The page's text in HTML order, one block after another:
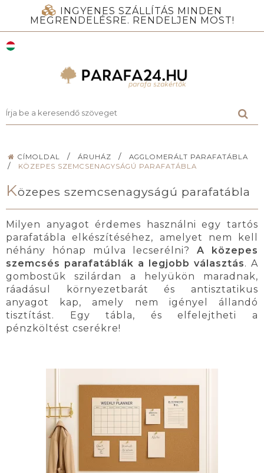
INGYENES SZÁLLÍTÁS MINDEN
MEGRENDELÉSRE. RENDELJEN MOST!
CÍMOLDAL / ÁRUHÁZ / AGGLOMERÁLT PARAFATÁBLA
/ KÖZEPES SZEMCSENAGYSÁGÚ PARAFATÁBLA
Közepes szemcsenagyságú parafatábla
Milyen anyagot érdemes használni egy tartós
parafatábla elkészítéséhez, amelyet nem kell
néhány hónap múlva lecserélni?A közepes
szemcsés parafatáblák a legjobb választás. A
gombostűk szilárdan a helyükön maradnak,
ráadásul környezetbarát és antisztatikus
anyagot kap, amely nem igényel állandó
tisztítást. Egy tábla, és elfelejtheti a
pénzköltést cserékre!